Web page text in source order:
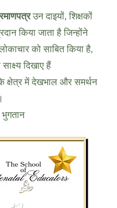
उन दाइयों, शिक्षकों
किया जाता है जिन्होंने
को साबित किया है,
दिखाए हैं
क्षेत्र में देखभाल और समर्थन